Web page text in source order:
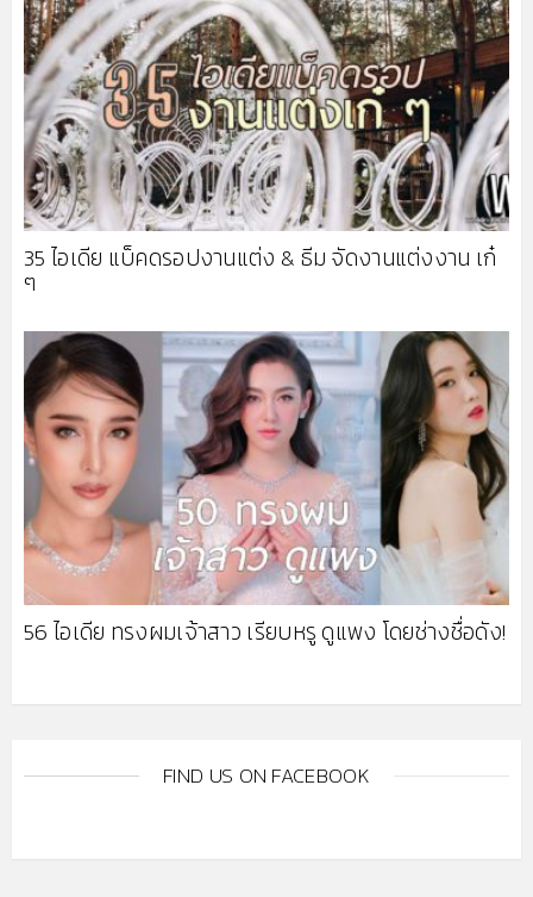
35 ไอเดีย แบ็คดรอปงานแต่ง & ธีม จัดงานแต่งงาน เก๋
ๆ
56 ไอเดีย ทรงผมเจ้าสาว เรียบหรู ดูแพง โดยช่างชื่อดัง!
FIND US ON FACEBOOK